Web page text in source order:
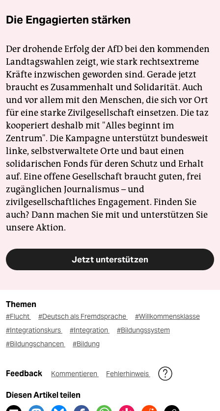
Die Engagierten stärken
Der drohende Erfolg der AfD bei den kommenden
Landtagswahlen zeigt, wie stark rechtsextreme
Kräfte inzwischen geworden sind. Gerade jetzt
braucht es Zusammenhalt und Solidarität. Auch
und vor allem mit den Menschen, die sich vor Ort
für eine starke Zivilgesellschaft einsetzen. Die taz
kooperiert deshalb mit "Alles beginnt im
Zentrum". Die Kampagne unterstützt bundesweit
linke, selbstverwaltete Orte und baut einen
solidarischen Fonds für deren Schutz und Erhalt
auf. Eine offene Gesellschaft braucht guten, frei
zugänglichen Journalismus – und
zivilgesellschaftliches Engagement. Finden Sie
auch? Dann machen Sie mit und unterstützen Sie
unsere Aktion.
Jetzt unterstützen
Themen
#Flucht #Deutsch als Fremdsprache
#Willkommensklasse
#Integrationskurs
#Integration
#Bildungssystem
#Bildungschancen
#Bildung
Feedback Kommentieren Fehlerhinweis
Diesen Artikel teilen